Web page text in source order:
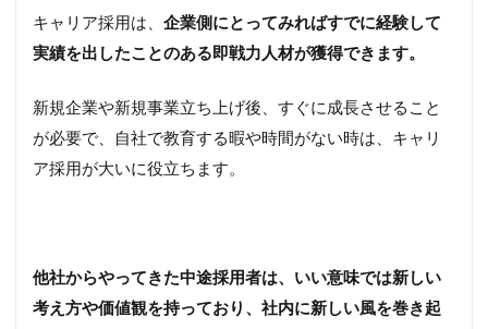
う！
キャリア採用は、 企業側にとってみればすでに経験して
実績を出したことのある即戦力人材が獲得できます。
新規企業や新規事業立ち上げ後、すぐに成長させること
が必要で、自社で教育する暇や時間がない時は、キャリ
ア採用が大いに役立ちます。
他社からやってきた中途採用者は、いい意味では新しい
考え方や価値観を持っており、社内に新しい風を巻き起